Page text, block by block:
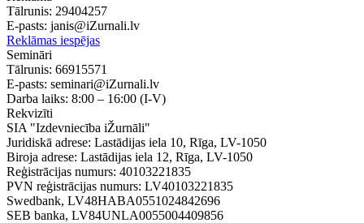
Tālrunis: 29404257
E-pasts: janis@iZurnali.lv
Reklāmas iespējas
Semināri
Tālrunis: 66915571
E-pasts: seminari@iZurnali.lv
Darba laiks: 8:00 – 16:00 (I-V)
Rekvizīti
SIA "Izdevniecība iŽurnāli"
Juridiskā adrese: Lastādijas iela 10, Rīga, LV-1050
Biroja adrese: Lastādijas iela 12, Rīga, LV-1050
Reģistrācijas numurs: 40103221835
PVN reģistrācijas numurs: LV40103221835
Swedbank, LV48HABA0551024842696
SEB banka, LV84UNLA0055004409856